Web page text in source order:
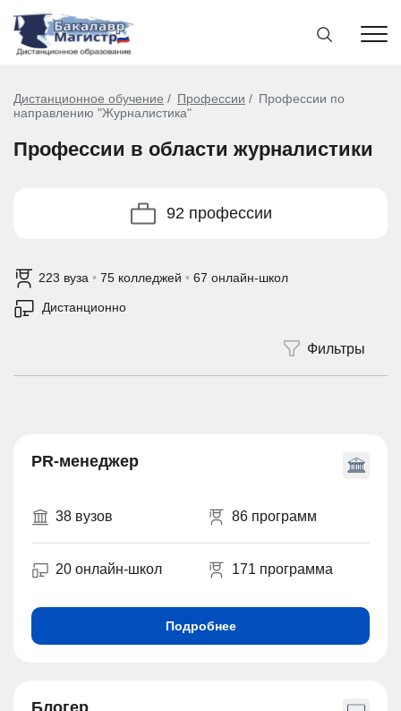
Дистанционное обучение Профессии
Профессии по
направлению "Журналистика"
Профессии в области журналистики
92 профессии
223 вуза • 75 колледжей • 67 онлайн-школ
Дистанционно
PR-менеджер
38 вузов 86 программ
20 онлайн-школ 171 программа
Подробнее
Блогер